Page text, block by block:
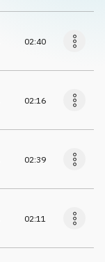
02:40
02:16
02:39
02:11